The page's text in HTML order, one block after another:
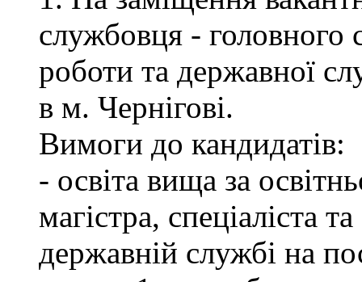
службовця - головного
роботи та державної
в м. Чернігові.
Вимоги до кандидатів:
- освіта вища за
магістра, спеціаліста
державній службі на